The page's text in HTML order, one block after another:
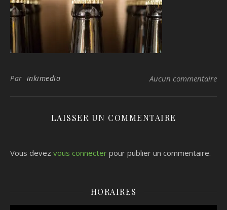
Par inkimedia Aucun commentaire
LAISSER UN COMMENTAIRE
Vous devez vous connecter pour publier un commentaire.
HORAIRES